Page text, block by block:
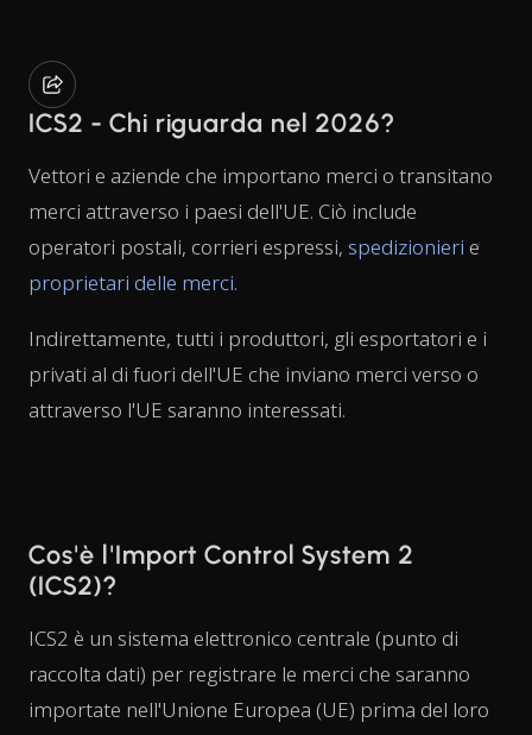
ICS2 - Chi riguarda nel 2026?
Vettori e aziende che importano merci o transitano
merci attraverso i paesi dell'UE. Ciò include
operatori postali, corrieri espressi, spedizionieri e
proprietari delle merci.
Indirettamente, tutti i produttori, gli esportatori e i
privati al di fuori dell'UE che inviano merci verso o
attraverso l'UE saranno interessati.
Cos'è l'Import Control System 2
(ICS2)?
ICS2 è un sistema elettronico centrale (punto di
raccolta dati) per registrare le merci che saranno
importate nell'Unione Europea (UE) prima del loro